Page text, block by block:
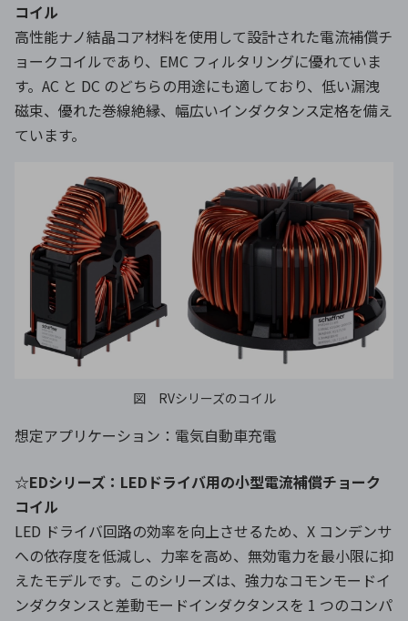
コイル
高性能ナノ結晶コア材料を使用して設計された電流補償チ
ョークコイルであり、EMC フィルタリングに優れていま
す。AC と DC のどちらの用途にも適しており、低い漏洩
磁束、優れた巻線絶縁、幅広いインダクタンス定格を備え
ています。
図 RVシリーズのコイル
想定アプリケーション：電気自動車充電
☆EDシリーズ：LEDドライバ用の小型電流補償チョーク
コイル
LED ドライバ回路の効率を向上させるため、X コンデンサ
への依存度を低減し、力率を高め、無効電力を最小限に抑
えたモデルです。このシリーズは、強力なコモンモードイ
ンダクタンスと差動モードインダクタンスを 1 つのコンパ